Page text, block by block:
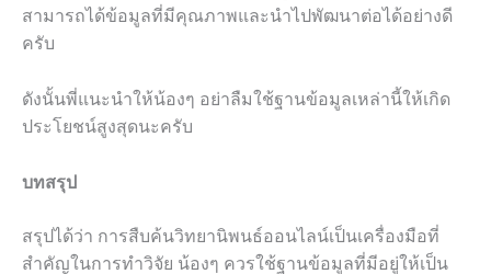
สามารถได้ข้อมูลที่มีคุณภาพและนำไปพัฒนาต่อได้อย่างดี
ครับ
ดังนั้นพี่แนะนำให้น้องๆ อย่าลืมใช้ฐานข้อมูลเหล่านี้ให้เกิด
ประโยชน์สูงสุดนะครับ
บทสรุป
สรุปได้ว่า การสืบค้นวิทยานิพนธ์ออนไลน์เป็นเครื่องมือที่
สำคัญในการทำวิจัย น้องๆ ควรใช้ฐานข้อมูลที่มีอยู่ให้เป็น